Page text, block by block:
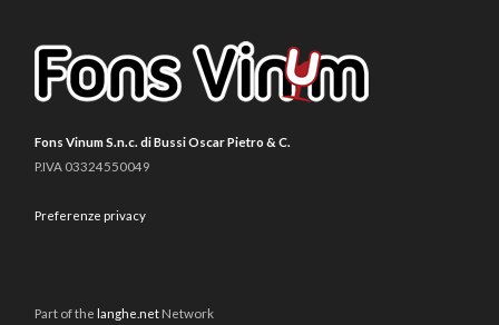
Fons Vinum S.n.c. di Bussi Oscar Pietro & C.
P.IVA 03324550049
Preferenze privacy
Part of the langhe.net Network